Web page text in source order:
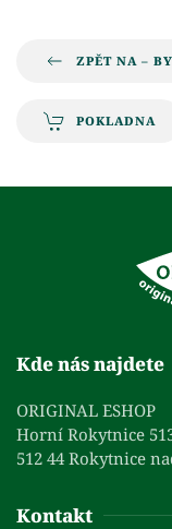
ZPĚT NA –
POKLADNA
Kde nás najdete
ORIGINAL ESHOP
Horní Rokytnice
512 44 Rokytnice
Kontakt